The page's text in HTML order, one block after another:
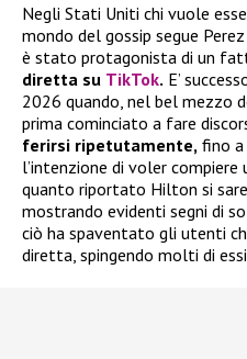
Negli Stati Uniti chi vuole
mondo del gossip segue
è stato protagonista di un
diretta su TikTok. E’
2026 quando, nel bel mezzo
prima cominciato a fare
ferirsi ripetutamente, fino
l’intenzione di voler compiere
quanto riportato Hilton si
mostrando evidenti segni di
ciò ha spaventato gli utenti
diretta, spingendo molti di